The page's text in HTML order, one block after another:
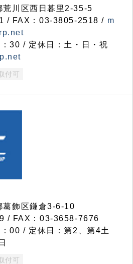
川区西日暮里2-35-5
/ FAX：03-3805-2518 / m
30 / 定休日：土・日・祝
付可
飾区鎌倉3-6-10
/ FAX：03-3658-7676
00 / 定休日：第2、第4土
付可